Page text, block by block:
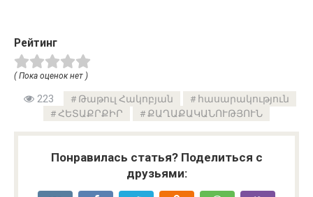
Рейтинг
( Пока оценок нет )
223 Թաթուլ Հակոբյան
հասարակություն
ՀԵՏԱՔՐՔԻՐ
ՔԱՂԱՔԱԿԱՆՈՒԹՅՈՒՆ
Понравилась статья? Поделиться с
друзьями: